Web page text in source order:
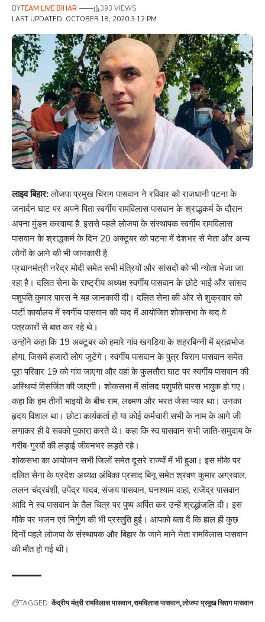
LAST UPDATED: OCTOBER 18, 2020 3:12 PM
BYTEAM LIVE BIHAR 393 VIEWS
लाइव बिहार:लोजपा प्रमुख चिराग पासवान ने रविवार को राजधानी पटना के
जनार्दन घाट पर अपने पिता स्वर्गीय रामविलास पासवान के श्राद्धकर्म के दौरान
अपना मुंडन करवाया है. इससे पहले लोजपा के संस्थापक स्वर्गीय रामविलास
पासवान के श्राद्धकर्म के दिन 20 अक्टूबर को पटना में देशभर से नेता और अन्य
लोगों के आने की भी जानकारी है.
प्रधानमंत्री नरेंद्र मोदी समेत सभी मंत्रियों और सांसदों को भी न्योता भेजा जा
रहा है। दलित सेना के राष्ट्रीय अध्यक्ष स्वर्गीय पासवान के छोटे भाई और सांसद
पशुपति कुमार पारस ने यह जानकारी दी। दलित सेना की ओर से शुक्रवार को
पार्टी कार्यालय में स्वर्गीय पासवान की याद में आयोजित शोकसभा के बाद वे
पत्रकारों से बात कर रहे थे।
उन्होंने कहा कि 19 अक्टूबर को हमारे गांव खगड़िया के शहरबिन्नी में ब्रह्मभोज
होगा, जिसमें हजारों लोग जुटेंगे। स्वर्गीय पासवान के पुत्र चिराग पासवान समेत
पूरा परिवार 19 को गांव जाएगा और वहां के फुलतौरा घाट पर स्वर्गीय पासवान की
अस्थियां विसर्जित की जाएगी। शोकसभा में सांसद पशुपति पारस भावुक हो गए।
कहा कि हम तीनों भाइयों के बीच राम, लक्ष्मण और भरत जैसा प्यार था। उनका
हृदय विशाल था। छोटा कार्यकर्ता हो या कोई कर्मचारी सभी के नाम के आगे जी
लगाकर ही वे सबको पुकारा करते थे। कहा कि स्व पासवान सभी जाति-समुदाय के
गरीब-गुरबों की लड़ाई जीवनभर लड़ते रहे।
शोकसभा का आयोजन सभी जिलों समेत दूसरे राज्यों में भी हुआ। इस मौके पर
दलित सेना के प्रदेश अध्यक्ष अंबिका प्रसाद बिनू समेत श्रवण कुमार अग्रवाल,
ललन चंद्रवंशी, उपेंद्र यादव, संजय पासवान, घनश्याम दाहा, राजेंद्र पासवान
आदि ने स्व पासवान के तैल चित्र पर पुष्प अर्पित कर उन्हें श्रद्धांजलि दी। इस
मौके पर भजन एवं निर्गुण की भी प्रस्तुति हुई। आपको बता दें कि हाल ही कुछ
दिनों पहले लोजपा के संस्थापक और बिहार के जाने माने नेता रामविलास पासवान
की मौत हो गई थी।
TAGGED: केंद्रीय मंत्री रामविलास पासवान रामविलास पासवान लोजपा प्रमुख चिराग पासवान